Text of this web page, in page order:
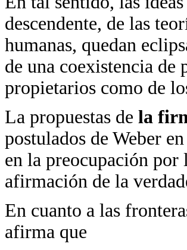
descendente, de las
humanas, quedan
de una coexistencia de
propietarios como de
La propuestas de la
postulados de Weber
en la preocupación
afirmación de la
En cuanto a las
afirma que